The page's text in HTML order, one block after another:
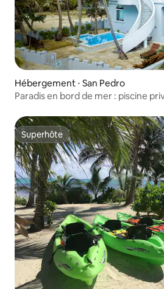
Hébergement ⋅ San Pedro
Paradis en bord de mer : piscine
Superhôte
Superhôte